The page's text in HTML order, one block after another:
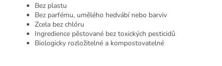
Bez plastu
Bez parfému, umělého hedvábí nebo barviv
Zcela bez chlóru
Ingredience pěstované bez toxických pesticidů
Biologicky rozložitelné a kompostovatelné